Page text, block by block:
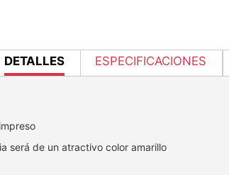
CURRENT
TAB:
DETALLES ESPECIFICACIONES
será de un atractivo color amarillo